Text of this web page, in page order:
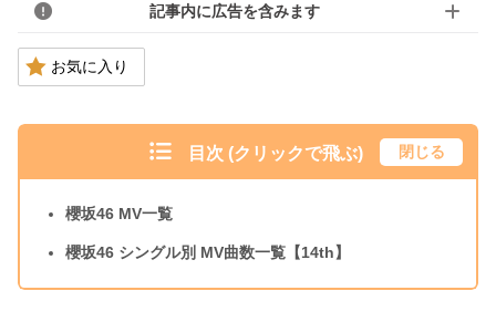
記事内に広告を含みます
お気に入り
目次 (クリックで飛ぶ) 閉じる
櫻坂46 MV一覧
櫻坂46 シングル別 MV曲数一覧【14th】